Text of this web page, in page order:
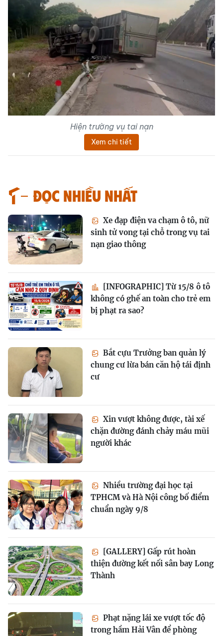
Hiện trường vụ tai nạn
Xem chi tiết
Đọc nhiều nhất
Xe đạp điện va chạm ô tô, nữ
sinh tử vong tại chỗ trong vụ tai
nạn giao thông
[INFOGRAPHIC] Từ 15/8 ô tô
không có ghế an toàn cho trẻ em
bị phạt ra sao?
Bắt cựu Trưởng ban quản lý
chung cư lừa bán căn hộ tái định
cư
Xin vượt không được, tài xế
chặn đường đánh chảy máu mũi
người khác
Nhiều trường đại học tại
TPHCM và Hà Nội công bố điểm
chuẩn ngày 9/8
[GALLERY] Gấp rút hoàn
thiện đường kết nối sân bay Long
Thành
Phạt nặng lái xe vượt tốc độ
trong hầm Hải Vân để phòng